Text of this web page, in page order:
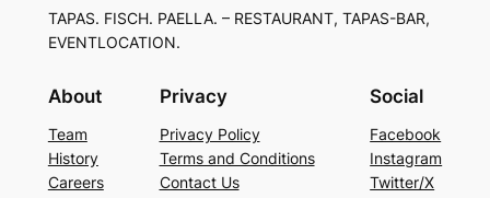
TAPAS. FISCH. PAELLA. – RESTAURANT, TAPAS-BAR,
EVENTLOCATION.
About
Team
History
Careers
Privacy
Privacy Policy
Terms and Conditions
Contact Us
Social
Facebook
Instagram
Twitter/X